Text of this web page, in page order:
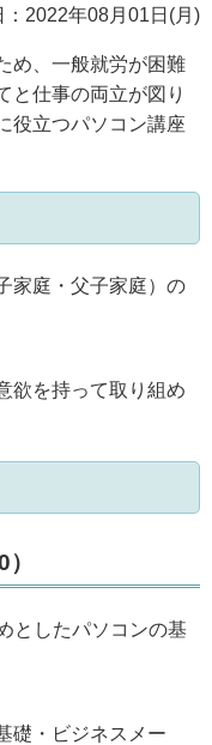
：2022年08月01日(月)
め、一般就労が困難
と仕事の両立が図り
役立つパソコン講座
家庭・父子家庭）の
欲を持って取り組め
としたパソコンの基
礎・ビジネスメー